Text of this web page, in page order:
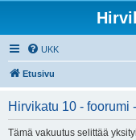
UKK
Etusivu
Hirvikatu 10 - foorumi
Tämä vakuutus selittää